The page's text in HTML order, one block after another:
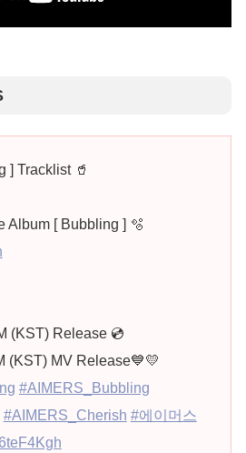
] Tracklist 🥤
Album [ Bubbling ] 🫧
(KST) Release 💿
(KST) MV Release💙💛
#AIMERS_Bubbling
#AIMERS_Cherish #에이머스